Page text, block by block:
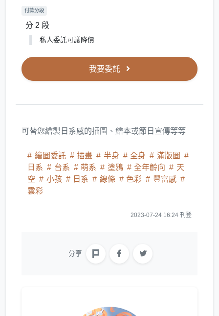
付款分段
分 2 段
私人委託可議降價
我要委託
可替您繪製日系感的插圖、繪本或節日宣傳等等
繪圖委託 插畫 半身 全身
滿版圖
日系
台系 萌系 塗鴉 全年齡向
天
空
小孩 日系 線條 色彩
豐富感
雲彩
2023-07-24 16:24 刊登
分享